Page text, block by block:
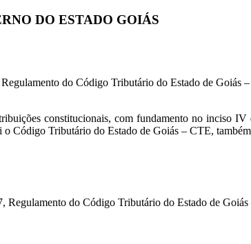
DO ESTADO GOIÁS
do Código Tributário do Estado de Goiás
constitucionais, com fundamento no inciso
Código Tributário do Estado de Goiás – CTE,
do Código Tributário do Estado de